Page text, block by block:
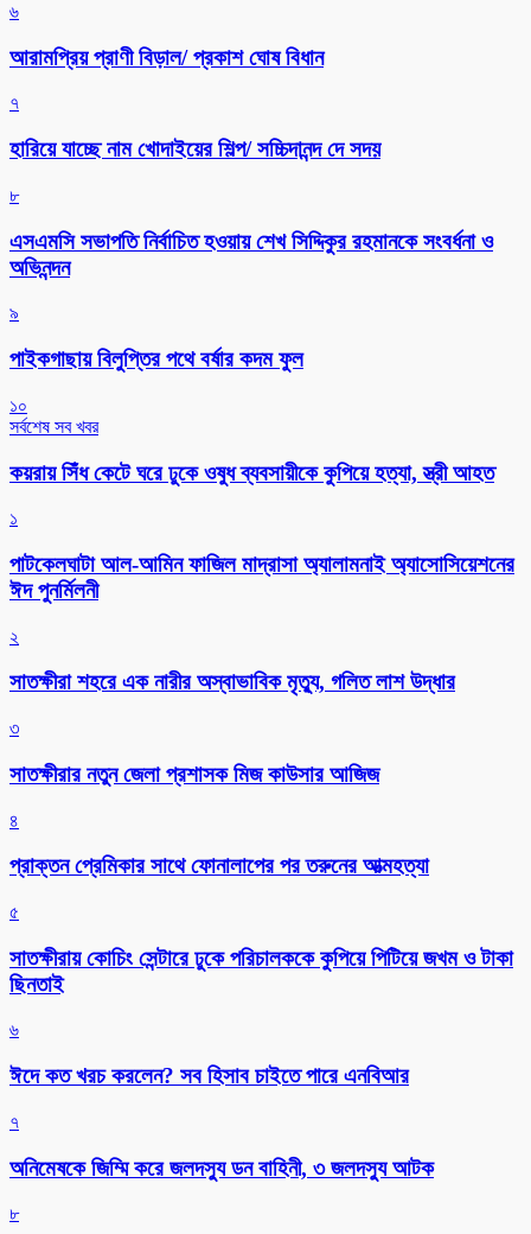
৬
আরামপ্রিয় প্রাণী বিড়াল/ প্রকাশ ঘোষ বিধান
৭
হারিয়ে যাচ্ছে নাম খোদাইয়ের শিল্প/ সচ্চিদানন্দ দে সদয়
৮
এসএমসি সভাপতি নির্বাচিত হওয়ায় শেখ সিদ্দিকুর রহমানকে সংবর্ধনা ও
অভিনন্দন
৯
পাইকগাছায় বিলুপ্তির পথে বর্ষার কদম ফুল
১০
সর্বশেষ সব খবর
কয়রায় সিঁধ কেটে ঘরে ঢুকে ওষুধ ব্যবসায়ীকে কুপিয়ে হত্যা, স্ত্রী আহত
১
পাটকেলঘাটা আল-আমিন ফাজিল মাদ্রাসা অ্যালামনাই অ্যাসোসিয়েশনের
ঈদ পুনর্মিলনী
২
সাতক্ষীরা শহরে এক নারীর অস্বাভাবিক মৃত্যু, গলিত লাশ উদ্ধার
৩
সাতক্ষীরার নতুন জেলা প্রশাসক মিজ কাউসার আজিজ
৪
প্রাক্তন প্রেমিকার সাথে ফোনালাপের পর তরুনের আত্মহত্যা
৫
সাতক্ষীরায় কোচিং সেন্টারে ঢুকে পরিচালককে কুপিয়ে পিটিয়ে জখম ও টাকা
ছিনতাই
৬
ঈদে কত খরচ করলেন? সব হিসাব চাইতে পারে এনবিআর
৭
অনিমেষকে জিম্মি করে জলদস্যু ডন বাহিনী, ৩ জলদস্যু আটক
৮